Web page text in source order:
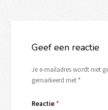
Geef een reactie
Je e-mailadres wordt niet
gemarkeerd met*
Reactie*